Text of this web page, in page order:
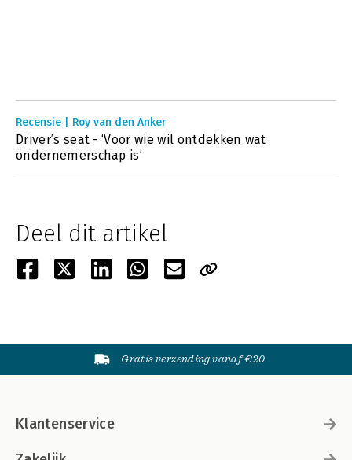
Recensie | Roy van den Anker
Driver’s seat - ‘Voor wie wil ontdekken wat
ondernemerschap is’
Deel dit artikel
Gratis verzending vanaf €20
Klantenservice